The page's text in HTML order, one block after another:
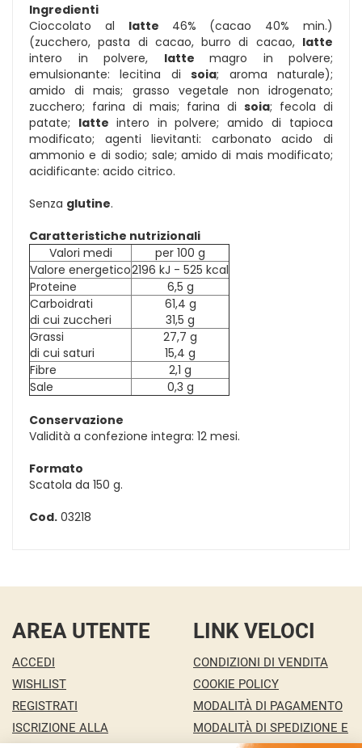
Ingredienti
Cioccolato al latte 46% (cacao 40% min.)
(zucchero, pasta di cacao, burro di cacao, latte
intero in polvere, latte magro in polvere;
emulsionante: lecitina disoia; aroma naturale);
amido di mais; grasso vegetale non idrogenato;
zucchero; farina di mais; farina di soia; fecola di
patate; latte intero in polvere; amido di tapioca
modificato; agenti lievitanti: carbonato acido di
ammonio e di sodio; sale; amido di mais modificato;
acidificante: acido citrico.
Senza glutine.
Caratteristiche nutrizionali
Valori medi
per 100 g
Valore energetico2196 kJ - 525 kcal
Proteine
6,5 g
Carboidrati
di cui zuccheri
61,4 g
31,5 g
Grassi
di cui saturi
27,7 g
15,4 g
Fibre
2,1 g
Sale
0,3 g
Conservazione
Validità a confezione integra: 12 mesi.
Formato
Scatola da 150 g.
Cod. 03218
AREA UTENTE
ACCEDI
WISHLIST
REGISTRATI
ISCRIZIONE ALLA
LINK VELOCI
CONDIZIONI DI VENDITA
COOKIE POLICY
MODALITÀ DI PAGAMENTO
MODALITÀ DI SPEDIZIONE E